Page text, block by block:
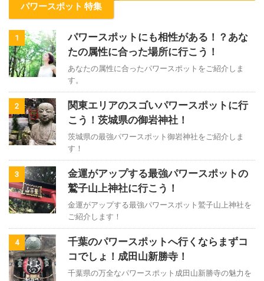
パワースポット 特集
1
パワースポットにも相性がある！？あな
たの属性に合った場所に行こう！
あなたの属性に合ったパワースポットをご紹介しま
す。
2
関東エリアのスゴいパワースポットに行
こう！茨城県の御岩神社！
茨城県の最強パワースポット御岩神社をご紹介しま
す！
3
金運がアップする最強パワースポットの
鷲子山上神社に行こう！
金運がアップする最強パワースポット鷲子山上神社を
ご紹介します！
4
千葉のパワースポットへ行くならまずコ
コでしょ！成田山新勝寺！
千葉県の万全なパワースポット成田山新勝寺の魅力を